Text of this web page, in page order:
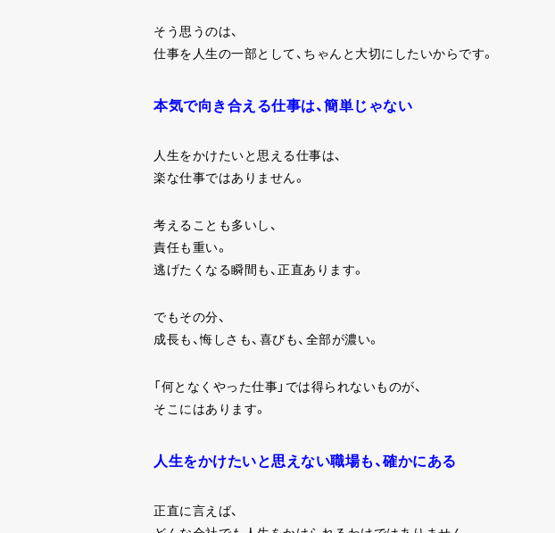
そう思うのは、
仕事を人生の一部として、ちゃんと大切にしたいからです。
本気で向き合える仕事は、簡単じゃない
人生をかけたいと思える仕事は、
楽な仕事ではありません。
考えることも多いし、
責任も重い。
逃げたくなる瞬間も、正直あります。
でもその分、
成長も、悔しさも、喜びも、全部が濃い。
「何となくやった仕事」では得られないものが、
そこにはあります。
人生をかけたいと思えない職場も、確かにある
正直に言えば、